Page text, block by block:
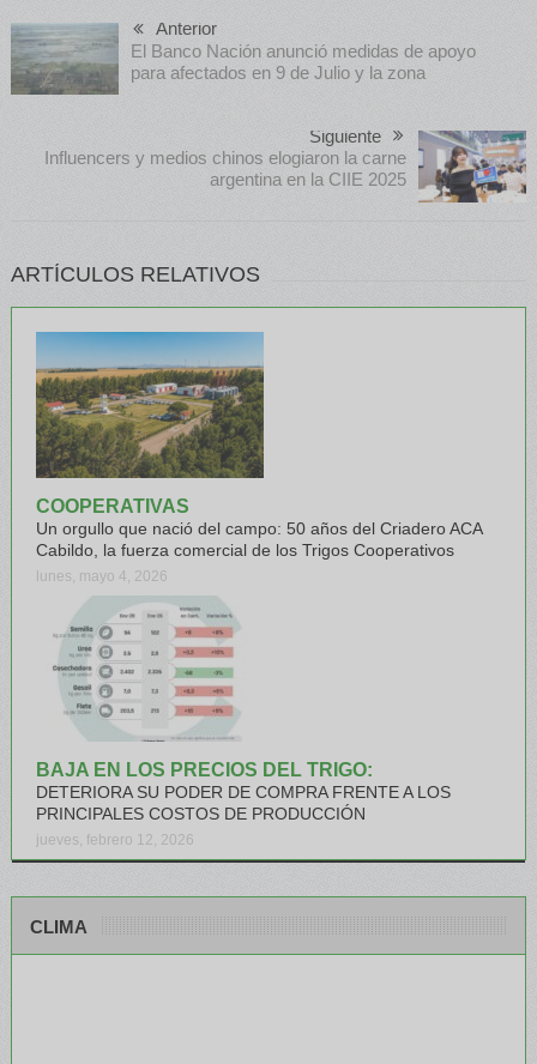
Anterior
El Banco Nación anunció medidas de apoyo
para afectados en 9 de Julio y la zona
Siguiente
Influencers y medios chinos elogiaron la carne
argentina en la CIIE 2025
ARTÍCULOS RELATIVOS
COOPERATIVAS
Un orgullo que nació del campo: 50 años del Criadero ACA
Cabildo, la fuerza comercial de los Trigos Cooperativos
lunes, mayo 4, 2026
BAJA EN LOS PRECIOS DEL TRIGO:
DETERIORA SU PODER DE COMPRA FRENTE A LOS
PRINCIPALES COSTOS DE PRODUCCIÓN
jueves, febrero 12, 2026
CLIMA